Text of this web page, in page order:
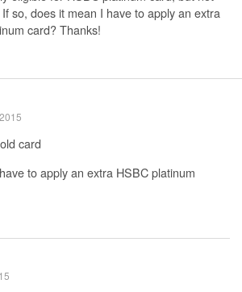
so, does it mean I have to apply an extra
card? Thanks!
card
to apply an extra HSBC platinum